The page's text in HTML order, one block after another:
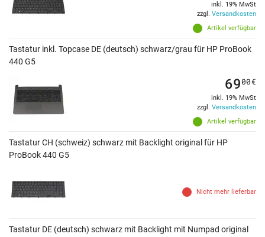
Artikel verfügbar
inkl. 19% MwSt
zzgl. Versandkosten
Tastatur inkl. Topcase DE (deutsch) schwarz/grau für HP ProBook
440 G5
Artikel verfügbar
6900€
inkl. 19% MwSt
zzgl. Versandkosten
Tastatur CH (schweiz) schwarz mit Backlight original für HP
ProBook 440 G5
Nicht mehr lieferbar
Tastatur DE (deutsch) schwarz mit Backlight mit Numpad original